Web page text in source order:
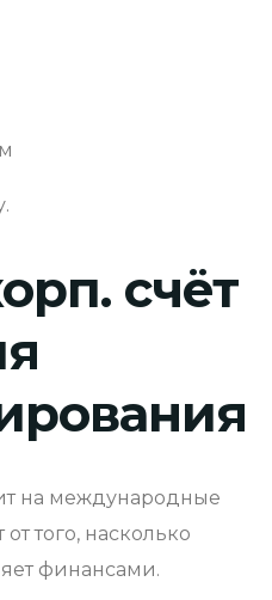
. счёт
на международные
того, насколько
финансами.